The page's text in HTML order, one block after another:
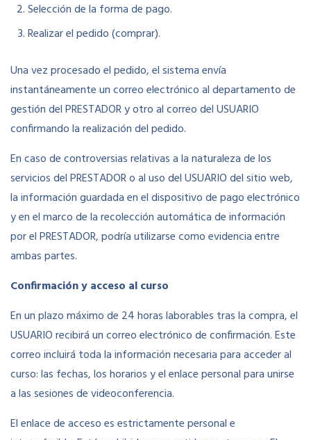
Selección de la forma de pago.
Realizar el pedido (comprar).
Una vez procesado el pedido, el sistema envía
instantáneamente un correo electrónico al departamento de
gestión del PRESTADOR y otro al correo del USUARIO
confirmando la realización del pedido.
En caso de controversias relativas a la naturaleza de los
servicios del PRESTADOR o al uso del USUARIO del sitio web,
la información guardada en el dispositivo de pago electrónico
y en el marco de la recolección automática de información
por el PRESTADOR, podría utilizarse como evidencia entre
ambas partes.
Confirmación y acceso al curso
En un plazo máximo de 24 horas laborables tras la compra, el
USUARIO recibirá un correo electrónico de confirmación. Este
correo incluirá toda la información necesaria para acceder al
curso: las fechas, los horarios y el enlace personal para unirse
a las sesiones de videoconferencia.
El enlace de acceso es estrictamente personal e